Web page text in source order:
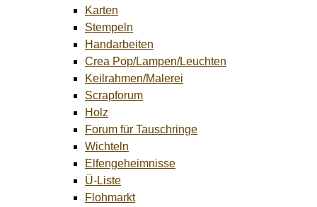
Karten
Stempeln
Handarbeiten
Crea Pop/Lampen/Leuchten
Keilrahmen/Malerei
Scrapforum
Holz
Forum für Tauschringe
Wichteln
Elfengeheimnisse
Ü-Liste
Flohmarkt